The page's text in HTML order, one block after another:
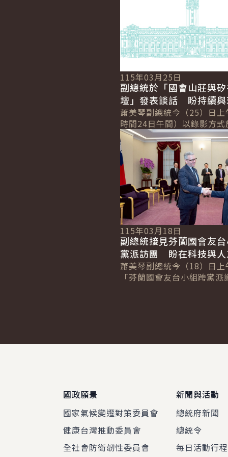
115年03月25日
副總統於「國會山莊與
壇」發表談話 盼持續與
近夥伴攜手合作 確保世
與自由
蕭美琴副總統今（25）日
時間24日午間）以錄影方
「國會山莊與矽谷論壇」
Valley Forum）年度研討
詳細內容
115年03月18日
副總統接見芬蘭國會友
黨派訪團 盼在科技與人
領域深化合作
蕭美琴副總統今（18）日
「芬蘭國會友台小組跨黨派
國政願景
國家氣候變遷對策委員會
健康台灣推動委員會
全社會防衛韌性委員會
新聞與活動
總統府新聞
總統令
每日活動行程